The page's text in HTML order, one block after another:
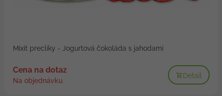
Mixit preclíky - Jogurtová čokoláda s jahodami
Cena na dotaz
Na objednávku
Detail